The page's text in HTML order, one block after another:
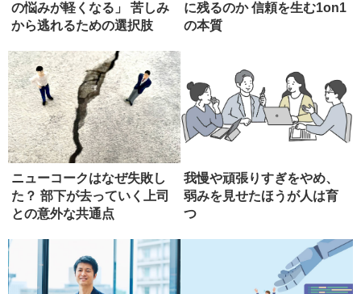
の悩みが軽くなる」 苦しみ
から逃れるための選択肢
に残るのか 信頼を生む1on1
の本質
ニューコークはなぜ失敗し
た？ 部下が去っていく上司
との意外な共通点
我慢や頑張りすぎをやめ、
弱みを見せたほうが人は育
つ